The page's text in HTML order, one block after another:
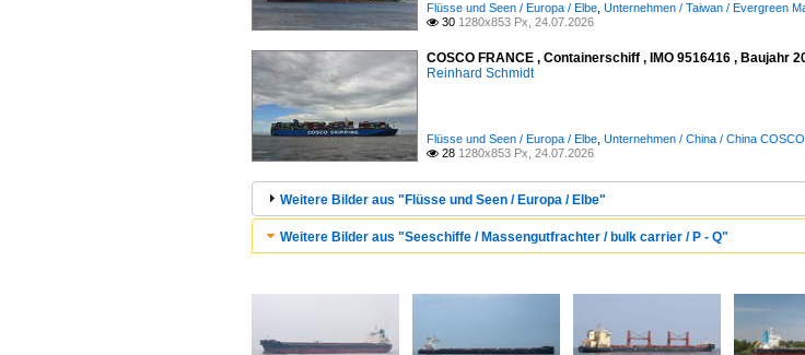
Flüsse und Seen / Europa / Elbe Unternehmen / Taiwan / Evergreen
 30 1280x853 Px, 24.07.2026
COSCO FRANCE , Containerschiff , IMO 9516416 , Baujahr
Reinhard Schmidt
Flüsse und Seen / Europa / Elbe Unternehmen / China / China
 28 1280x853 Px, 24.07.2026
Weitere Bilder aus "Flüsse und Seen / Europa / Elbe"
Weitere Bilder aus "Seeschiffe / Massengutfrachter / bulk carrier / P - Q"